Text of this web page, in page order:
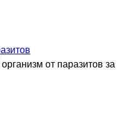
от паразитов за